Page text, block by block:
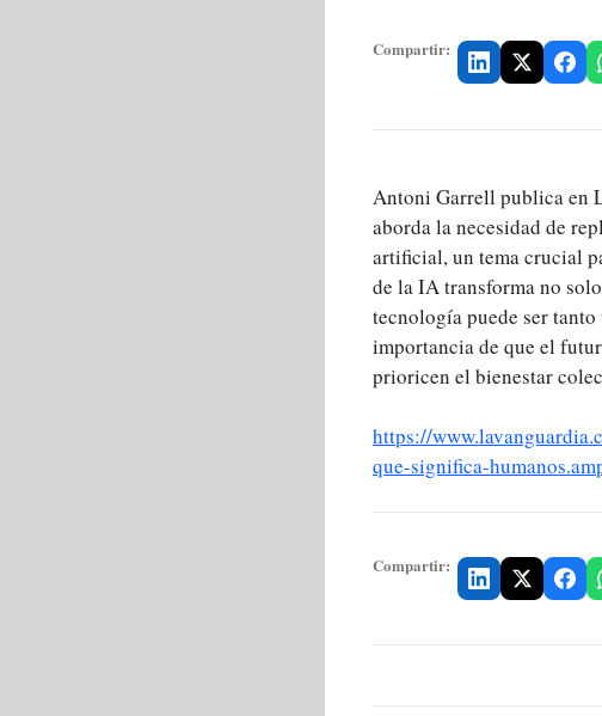
Compartir:
Antoni Garrell publica en
aborda la necesidad de
artificial, un tema crucial
de la IA transforma no
tecnología puede ser
importancia de que el
prioricen el bienestar
https://
que-significa-
Compartir: